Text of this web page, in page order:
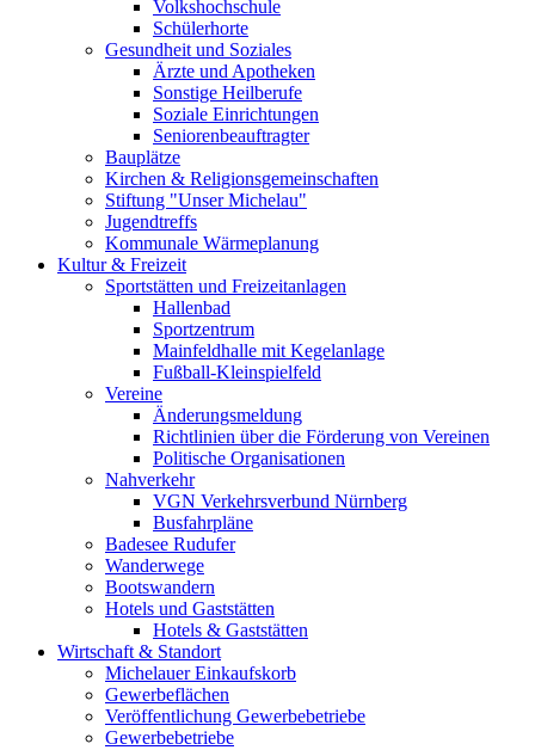
Volkshochschule
Schülerhorte
Gesundheit und Soziales
Ärzte und Apotheken
Sonstige Heilberufe
Soziale Einrichtungen
Seniorenbeauftragter
Bauplätze
Kirchen & Religionsgemeinschaften
Stiftung "Unser Michelau"
Jugendtreffs
Kommunale Wärmeplanung
Kultur & Freizeit
Sportstätten und Freizeitanlagen
Hallenbad
Sportzentrum
Mainfeldhalle mit Kegelanlage
Fußball-Kleinspielfeld
Vereine
Änderungsmeldung
Richtlinien über die Förderung von Vereinen
Politische Organisationen
Nahverkehr
VGN Verkehrsverbund Nürnberg
Busfahrpläne
Badesee Rudufer
Wanderwege
Bootswandern
Hotels und Gaststätten
Hotels & Gaststätten
Wirtschaft & Standort
Michelauer Einkaufskorb
Gewerbeflächen
Veröffentlichung Gewerbebetriebe
Gewerbebetriebe